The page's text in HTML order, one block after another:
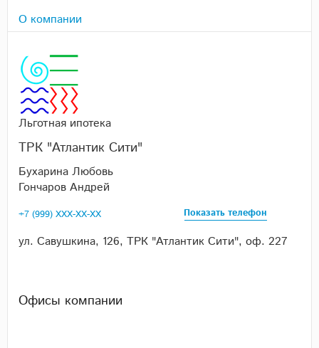
О компании
Льготная ипотека
ТРК "Атлантик Сити"
Бухарина Любовь
Гончаров Андрей
+7 (999) XXX-XX-XX Показать телефон
ул. Савушкина, 126, ТРК "Атлантик Сити", оф. 227
Офисы компании